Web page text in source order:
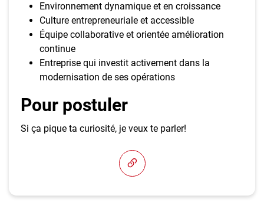
Environnement dynamique et en croissance
Culture entrepreneuriale et accessible
Équipe collaborative et orientée amélioration
continue
Entreprise qui investit activement dans la
modernisation de ses opérations
Pour postuler
Si ça pique ta curiosité, je veux te parler!